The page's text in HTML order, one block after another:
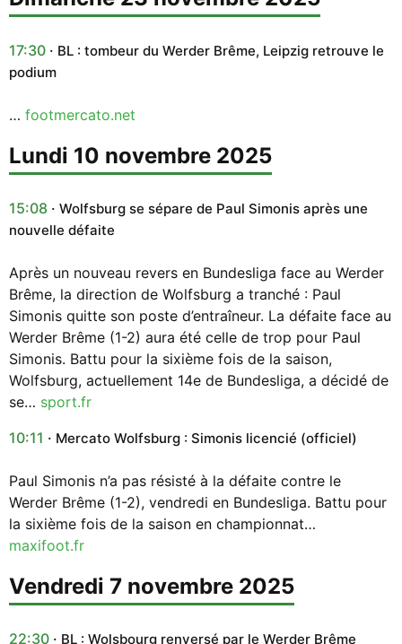
17:30
BL : tombeur du Werder Brême, Leipzig retrouve le
podium
… footmercato.net
lundi 10 novembre 2025
15:08
Wolfsburg se sépare de Paul Simonis après une
nouvelle défaite
Après un nouveau revers en Bundesliga face au Werder
Brême, la direction de Wolfsburg a tranché : Paul
Simonis quitte son poste d’entraîneur. La défaite face au
Werder Brême (1-2) aura été celle de trop pour Paul
Simonis. Battu pour la sixième fois de la saison,
Wolfsburg, actuellement 14e de Bundesliga, a décidé de
se… sport.fr
10:11
Mercato Wolfsburg : Simonis licencié (officiel)
Paul Simonis n’a pas résisté à la défaite contre le
Werder Brême (1-2), vendredi en Bundesliga. Battu pour
la sixième fois de la saison en championnat…
maxifoot.fr
vendredi 7 novembre 2025
22:30 BL : Wolsbourg renversé par le Werder Brême